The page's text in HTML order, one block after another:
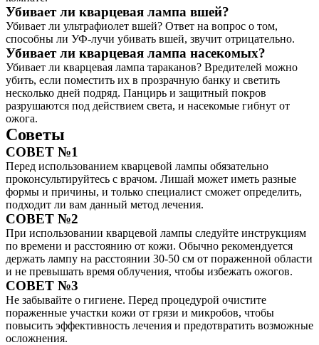
Убивает ли кварцевая лампа вшей?
Убивает ли ультрафиолет вшей? Ответ на вопрос о том,
способны ли УФ-лучи убивать вшей, звучит отрицательно.
Убивает ли кварцевая лампа насекомых?
Убивает ли кварцевая лампа тараканов? Вредителей можно
убить, если поместить их в прозрачную банку и светить
несколько дней подряд. Панцирь и защитный покров
разрушаются под действием света, и насекомые гибнут от
ожога.
Советы
СОВЕТ №1
Перед использованием кварцевой лампы обязательно
проконсультируйтесь с врачом. Лишай может иметь разные
формы и причины, и только специалист сможет определить,
подходит ли вам данный метод лечения.
СОВЕТ №2
При использовании кварцевой лампы следуйте инструкциям
по времени и расстоянию от кожи. Обычно рекомендуется
держать лампу на расстоянии 30-50 см от пораженной области
и не превышать время облучения, чтобы избежать ожогов.
СОВЕТ №3
Не забывайте о гигиене. Перед процедурой очистите
пораженные участки кожи от грязи и микробов, чтобы
повысить эффективность лечения и предотвратить возможные
осложнения.